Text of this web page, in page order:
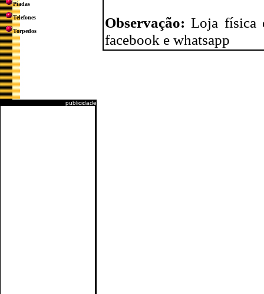
Piadas
Telefones
Torpedos
publicidade
Observação:Loja física
facebook e whatsapp